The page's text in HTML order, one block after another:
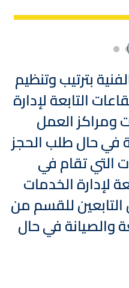
بترتيب وتنظيم
التابعة لإدارة
ومراكز العمل
في حال طلب الحجز
التي تقام في
لإدارة الخدمات
التابعين للقسم من
والصيانة في حال